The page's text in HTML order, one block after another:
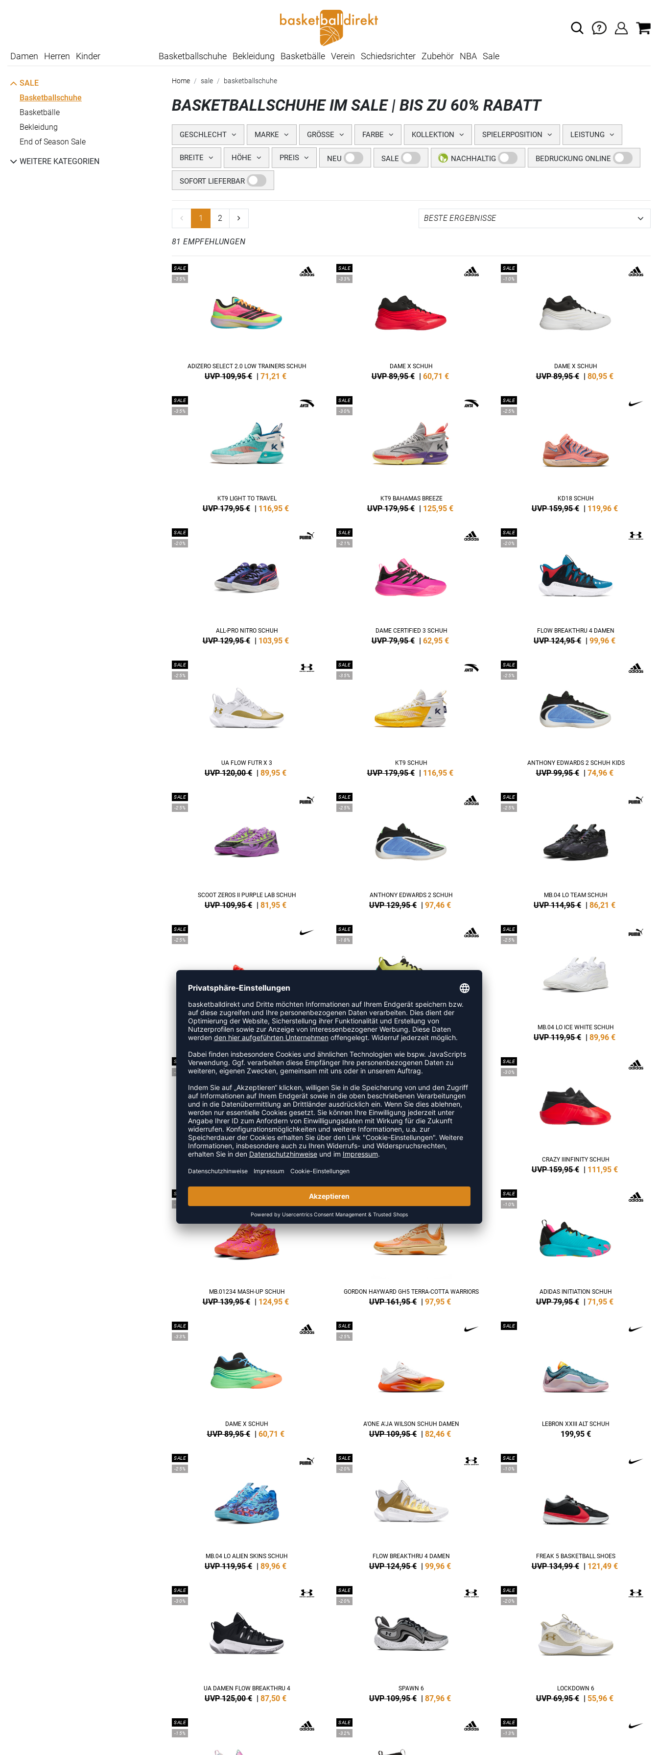
Damen Herren Kinder Basketballschuhe Bekleidung Basketbälle Verein Schiedsrichter Zubehör NBA Sale
SALE
Basketballschuhe
Basketbälle
Bekleidung
End of Season Sale
WEITERE KATEGORIEN
Home sale basketballschuhe
BASKETBALLSCHUHE IM SALE | BIS ZU 60% RABATT
GESCHLECHT MARKE GRÖSSE FARBE KOLLEKTION SPIELERPOSITION LEISTUNG
BREITE HÖHE PREIS NEU SALE NACHHALTIG BEDRUCKUNG ONLINE
SOFORT LIEFERBAR
1 2
81 EMPFEHLUNGEN
SALE
-35%
ADIZERO SELECT 2.0 LOW TRAINERS SCHUH
UVP 109,95 € | 71,21 €
SALE
-33%
DAME X SCHUH
UVP 89,95 € | 60,71 €
SALE
-10%
DAME X SCHUH
UVP 89,95 € | 80,95 €
SALE
-35%
KT9 LIGHT TO TRAVEL
UVP 179,95 € | 116,95 €
SALE
-30%
KT9 BAHAMAS BREEZE
UVP 179,95 € | 125,95 €
SALE
-25%
KD18 SCHUH
UVP 159,95 € | 119,96 €
SALE
-20%
ALL-PRO NITRO SCHUH
UVP 129,95 € | 103,95 €
SALE
-21%
DAME CERTIFIED 3 SCHUH
UVP 79,95 € | 62,95 €
SALE
-20%
FLOW BREAKTHRU 4 DAMEN
UVP 124,95 € | 99,96 €
SALE
-25%
UA FLOW FUTR X 3
UVP 120,00 € | 89,95 €
SALE
-35%
KT9 SCHUH
UVP 179,95 € | 116,95 €
SALE
-25%
ANTHONY EDWARDS 2 SCHUH KIDS
UVP 99,95 € | 74,96 €
SALE
-25%
SCOOT ZEROS II PURPLE LAB SCHUH
UVP 109,95 € | 81,95 €
SALE
-25%
ANTHONY EDWARDS 2 SCHUH
UVP 129,95 € | 97,46 €
SALE
-25%
MB.04 LO TEAM SCHUH
UVP 114,95 € | 86,21 €
SALE
-25%
A'ONE A'JA WILSON SCHUH DAMEN
UVP 109,95 € |82,46 €
SALE
-18%
ANTHONY EDWARDS 1 LOW SCHUH
UVP 109,95 € |89,95 €
SALE
-25%
MB.04 LO ICE WHITE SCHUH
UVP 119,95 € | 89,96 €
SALE
-30%
KT9 DUB NATION
UVP 179,95 € |125,95
SALE
-25%
ANTHONY EDWARDS 2 SCHUH KIDS
SALE
-30%
CRAZY IIINFINITY SCHUH
UVP 159,95 € | 111,95 €
SALE
-11%
MB.01234 MASH-UP SCHUH
UVP 139,95 € | 124,95 €
GORDON HAYWARD GH5 TERRA-COTTA WARRIORS
UVP 161,95 € | 97,95 €
SALE
-10%
ADIDAS INITIATION SCHUH
UVP 79,95 € | 71,95 €
SALE
-33%
DAME X SCHUH
UVP 89,95 € | 60,71 €
SALE
-25%
A'ONE A'JA WILSON SCHUH DAMEN
UVP 109,95 € | 82,46 €
SALE
LEBRON XXIII ALT SCHUH
199,95 €
SALE
-25%
MB.04 LO ALIEN SKINS SCHUH
UVP 119,95 € | 89,96 €
SALE
-20%
FLOW BREAKTHRU 4 DAMEN
UVP 124,95 € | 99,96 €
SALE
-10%
FREAK 5 BASKETBALL SHOES
UVP 134,99 € | 121,49 €
SALE
-30%
UA DAMEN FLOW BREAKTHRU 4
UVP 125,00 € | 87,50 €
SALE
-20%
SPAWN 6
UVP 109,95 € | 87,96 €
SALE
-20%
LOCKDOWN 6
UVP 69,95 € | 55,96 €
SALE
-15%
SALE
-32%
SALE
-13%